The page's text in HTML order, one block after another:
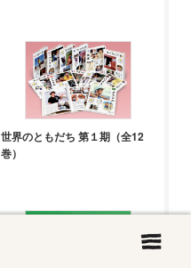
世界のともだち 第１期（全12
巻）